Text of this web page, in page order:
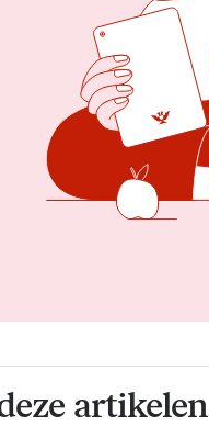
artikelen